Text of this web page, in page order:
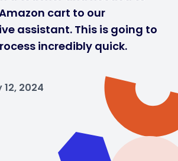
cart to our
assistant. This is going to
incredibly quick.
12, 2024